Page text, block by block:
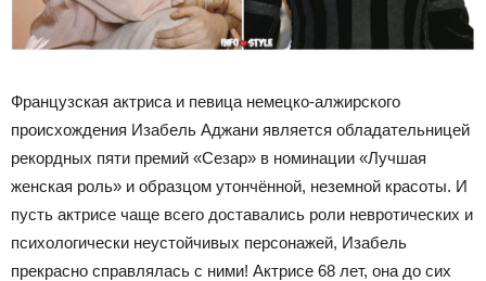
Французская актриса и певица немецко-алжирского
происхождения Изабель Аджани является обладательницей
рекордных пяти премий «Сезар» в номинации «Лучшая
женская роль» и образцом утончённой, неземной красоты. И
пусть актрисе чаще всего доставались роли невротических и
психологически неустойчивых персонажей, Изабель
прекрасно справлялась с ними! Актрисе 68 лет, она до сих